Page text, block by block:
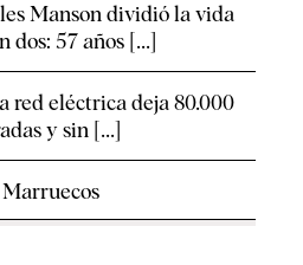
Manson dividió la vida
dos: 57 años [...]
red eléctrica deja 80.000
y sin [...]